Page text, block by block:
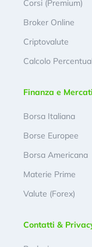
Corsi (Premium)
Broker Online
Criptovalute
Calcolo
Finanza e Mercati
Borsa Italiana
Borse Europee
Borsa Americana
Materie Prime
Valute (Forex)
Contatti &